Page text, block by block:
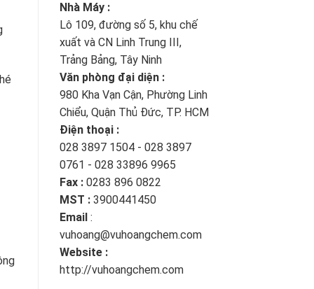
Nhà Máy :
Lô 109, đường số 5, khu chế
xuất và CN Linh Trung III,
Trảng Bảng, Tây Ninh
Văn phòng đại diện :
980 Kha Vạn Cận, Phường Linh
Chiểu, Quận Thủ Đức, TP. HCM
Điện thoại :
028 3897 1504 - 028 3897
0761 - 028 33896 9965
Fax : 0283 896 0822
MST : 3900441450
Email :
vuhoang@vuhoangchem.com
Website :
http://vuhoangchem.com